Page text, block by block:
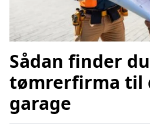
Sådan finder
tømrerfirma til
garage